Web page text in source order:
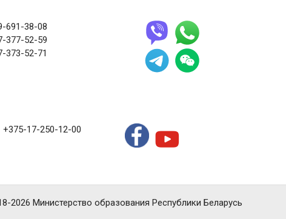
691-38-08
377-52-59
373-52-71
+375-17-250-12-00
2026 Министерство образования Республики Беларусь